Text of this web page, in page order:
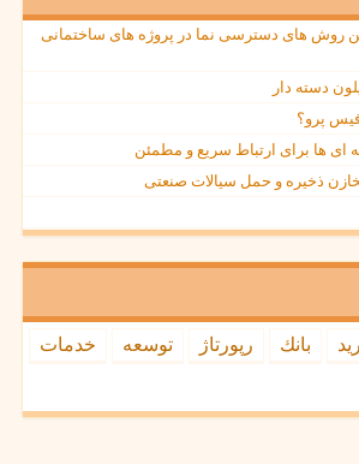
روش های دسترسی نما در پروژه های ساختمانی
دسته دار
پرو؟
ای ها برای ارتباط سریع و مطمئن
ذخیره و حمل سیالات صنعتی
بانك رپورتاژ توسعه
خدمات